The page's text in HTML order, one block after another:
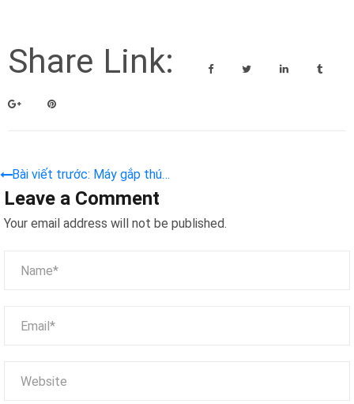
Share Link:
Bài viết trước: Máy gắp thú
bông | 5 Máy gắp gấu màn
hình Led & WiFi 6 siêu HOT
Leave a Comment
Your email address will not be published.